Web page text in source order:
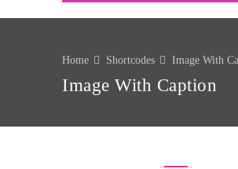
Image With Caption
Home Shortcodes Image With